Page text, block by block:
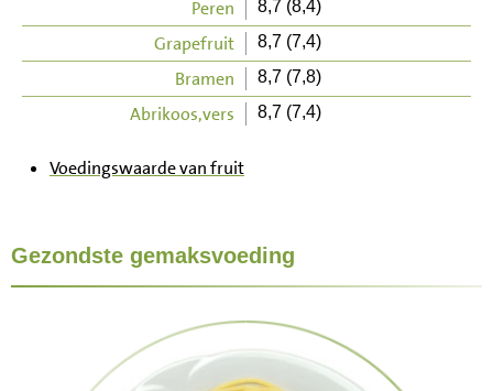
Peren 8,7 (8,4)
Grapefruit 8,7 (7,4)
Bramen 8,7 (7,8)
Abrikoos,vers 8,7 (7,4)
Voedingswaarde van fruit
Gezondste gemaksvoeding